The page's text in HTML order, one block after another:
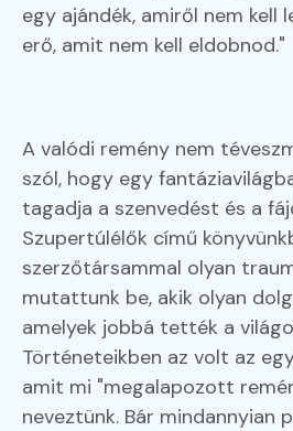
egy ajándék, amiről nem kell
erő, amit nem kell eldobnod."
A valódi remény nem
szól, hogy egy
tagadja a szenvedést és a
Szupertúlélők című
szerzőtársammal olyan
mutattunk be, akik olyan
amelyek jobbá tették a
Történeteikben az volt az
amit mi "megalapozott
neveztünk. Bár mindannyian